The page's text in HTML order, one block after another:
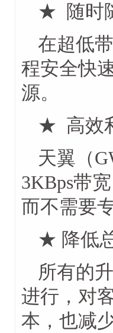
★ 随时
在超低
程安全快
源。
★ 高效
天翼（
3KBps带
而不需要
★ 降低
所有的
进行，对
本，也减